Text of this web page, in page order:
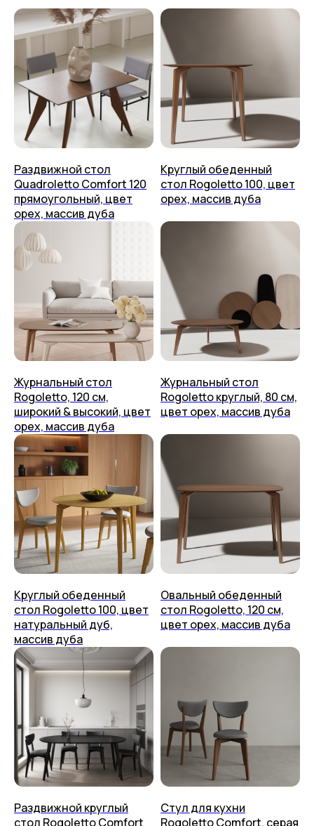
Раздвижной стол
Quadroletto Comfort 120
прямоугольный, цвет
орех, массив дуба
Круглый обеденный
стол Rogoletto 100, цвет
орех, массив дуба
Журнальный стол
Rogoletto, 120 см,
широкий & высокий, цвет
орех, массив дуба
Журнальный стол
Rogoletto круглый, 80 см,
цвет орех, массив дуба
Круглый обеденный
стол Rogoletto 100, цвет
натуральный дуб,
массив дуба
Овальный обеденный
стол Rogoletto, 120 см,
цвет орех, массив дуба
Раздвижной круглый
стол Rogoletto Comfort
Стул для кухни
Rogoletto Comfort, серая
ООО «ПЛЕЙС ИТ» 2023-2026 г.
КАЗАНЬ,
УЛ. БРАТЬЕВ ПЕТРЯЕВЫХ, 5, корп. 4
placeithome@ya.ru
Контакты
+7 (499) 444-60-67
Пользовательское соглашение
Политика конфиденциальности
Мы на Яндекс Маркете
Мы на Ozon
Техподдержка
Гарантия и уход
Доставка
Приём изделия
Способ оплаты
Аксессуары
Тумбы
Полки
Стеллажи
Журнальные столики
Стулья
Столы